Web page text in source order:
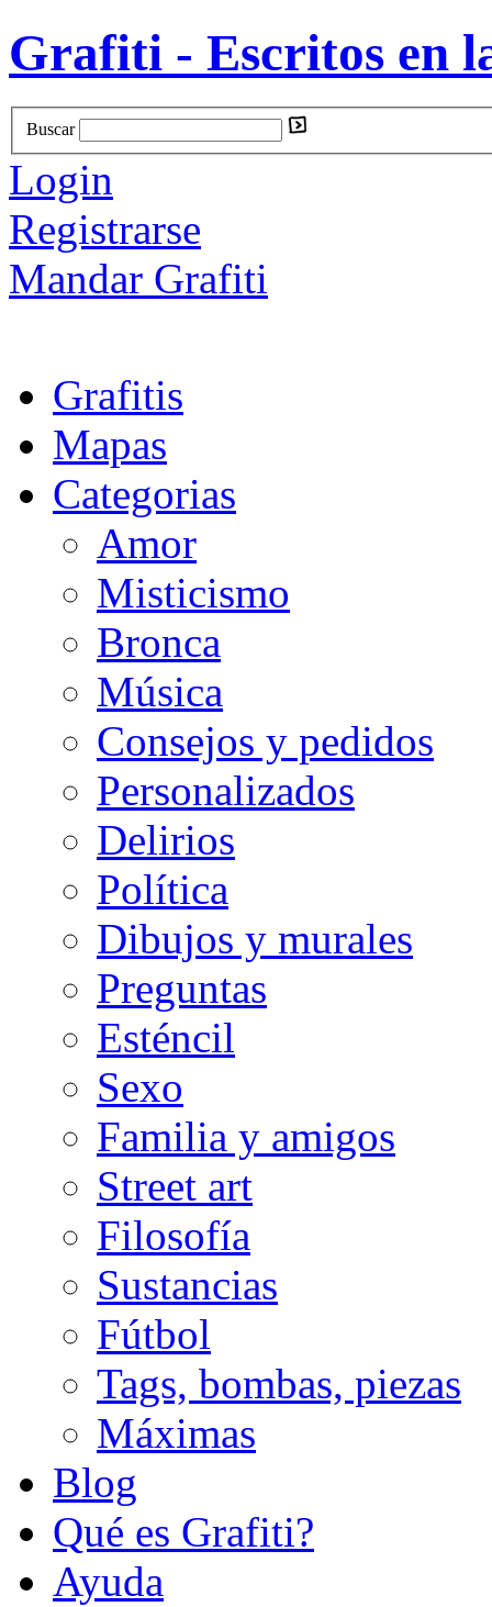
Grafiti - Escritos en
Buscar
Login
Registrarse
Mandar Grafiti
Grafitis
Mapas
Categorias
Amor
Misticismo
Bronca
Música
Consejos y pedidos
Personalizados
Delirios
Política
Dibujos y murales
Preguntas
Esténcil
Sexo
Familia y amigos
Street art
Filosofía
Sustancias
Fútbol
Tags, bombas, piezas
Máximas
Blog
Qué es Grafiti?
Ayuda